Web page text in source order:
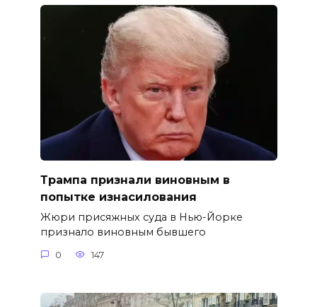
Трампа признали виновным в
попытке изнасилования
Жюри присяжных суда в Нью-Йорке
признало виновным бывшего
0 147